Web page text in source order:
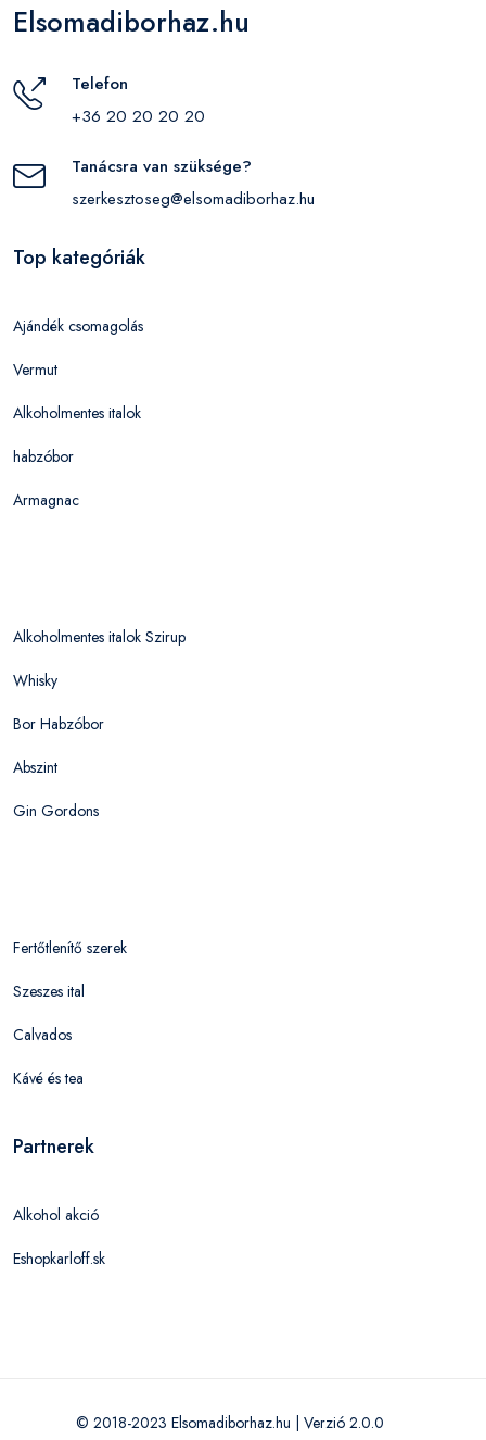
Elsomadiborhaz.hu
Telefon
+36 20 20 20 20
Tanácsra van szüksége?
szerkesztoseg@elsomadiborhaz.hu
Top kategóriák
Ajándék csomagolás
Vermut
Alkoholmentes italok
habzóbor
Armagnac
Alkoholmentes italok Szirup
Whisky
Bor Habzóbor
Abszint
Gin Gordons
Fertőtlenítő szerek
Szeszes ital
Calvados
Kávé és tea
Partnerek
Alkohol akció
Eshopkarloff.sk
© 2018-2023 Elsomadiborhaz.hu | Verzió 2.0.0